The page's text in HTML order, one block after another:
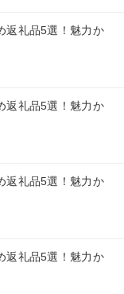
返礼品5選！魅力か
返礼品5選！魅力か
返礼品5選！魅力か
返礼品5選！魅力か